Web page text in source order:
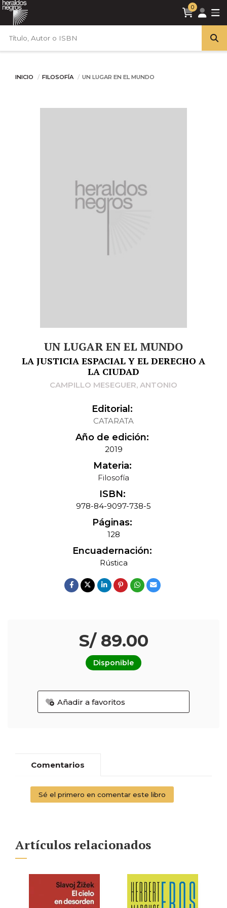
0
INICIO FILOSOFÍA UN LUGAR EN EL MUNDO
UN LUGAR EN EL MUNDO
LA JUSTICIA ESPACIAL Y EL DERECHO A
LA CIUDAD
CAMPILLO MESEGUER, ANTONIO
Editorial:
CATARATA
Año de edición:
2019
Materia:
Filosofía
ISBN:
978-84-9097-738-5
Páginas:
128
Encuadernación:
Rústica
S/ 89.00
Disponible
Añadir a favoritos
Comentarios
Sé el primero en comentar este libro
Artículos relacionados